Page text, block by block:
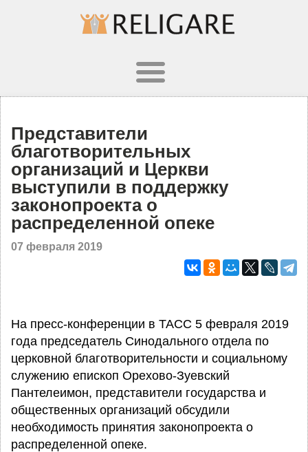
Представители
благотворительных
организаций и Церкви
выступили в поддержку
законопроекта о
распределенной опеке
07 февраля 2019
На пресс-конференции в ТАСС 5 февраля 2019
года председатель Синодального отдела по
церковной благотворительности и социальному
служению епископ Орехово-Зуевский
Пантелеимон, представители государства и
общественных организаций обсудили
необходимость принятия законопроекта о
распределенной опеке.